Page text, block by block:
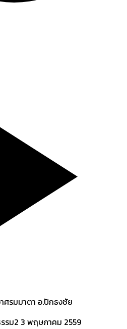
ศรมมาตา อ.ปักธงชัย
รม2 3 พฤษภาคม 2559